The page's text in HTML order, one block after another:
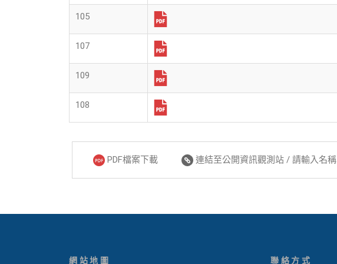
105
107
109
108
PDF檔案下載 連結至公開資訊觀測站 / 請輸入名稱
網站地圖 聯絡方式